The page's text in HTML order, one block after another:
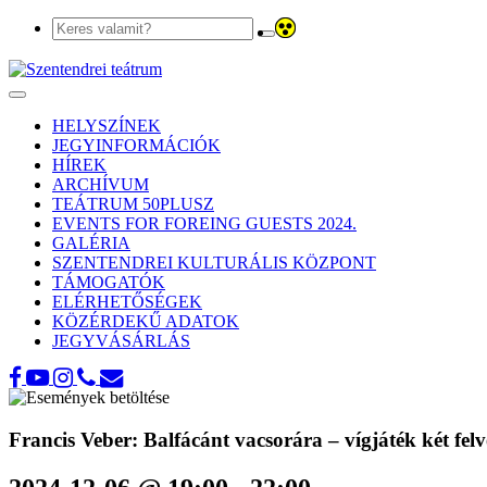
Toggle
navigationHELYSZÍNEK
JEGYINFORMÁCIÓK
HÍREK
ARCHÍVUM
TEÁTRUM 50PLUSZ
EVENTS FOR FOREING GUESTS 2024.
GALÉRIA
SZENTENDREI KULTURÁLIS KÖZPONT
TÁMOGATÓK
ELÉRHETŐSÉGEK
KÖZÉRDEKŰ ADATOK
JEGYVÁSÁRLÁS
Francis Veber: Balfácánt vacsorára – vígjáték két